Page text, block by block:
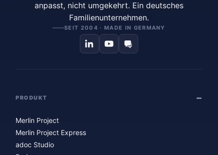
anpasst, nicht umgekehrt. Ein deutsches
Familienunternehmen.
SEIT 2004 · MADE IN GERMANY
PRODUKT
Merlin Project
Merlin Project Express
adoc Studio